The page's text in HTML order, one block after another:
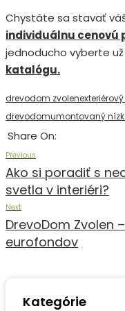
Chystáte sa stavať
individuálnu cenovú
jednoducho vyberte
katalógu.
drevodom zvolen
drevodomumontovaný
Share On:
Previous
Ako si poradiť s
svetla v interiéri?
Next
DrevoDom Zvolen
eurofondov
Kategórie